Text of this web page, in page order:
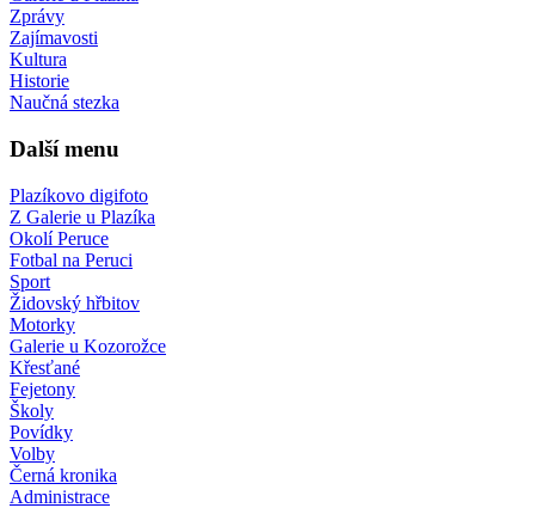
Zprávy
Zajímavosti
Kultura
Historie
Naučná stezka
Další menu
Plazíkovo digifoto
Z Galerie u Plazíka
Okolí Peruce
Fotbal na Peruci
Sport
Židovský hřbitov
Motorky
Galerie u Kozorožce
Křesťané
Fejetony
Školy
Povídky
Volby
Černá kronika
Administrace